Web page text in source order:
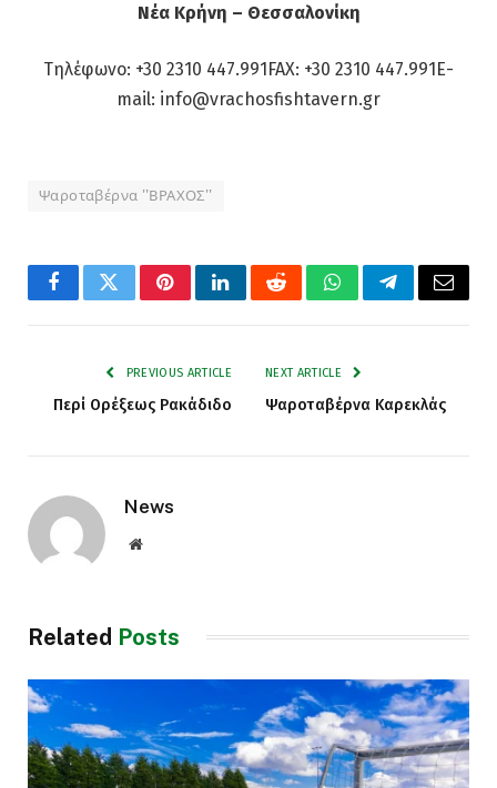
Νέα Κρήνη – Θεσσαλονίκη
Tηλέφωνο: +30 2310 447.991 FAX: +30 2310 447.991 E-
mail: info@vrachosfishtavern.gr
Ψαροταβέρνα ''ΒΡΑΧΟΣ''
FacebookTwitterPinterestLinkedInRedditWhatsAppTelegramEmail
PREVIOUS ARTICLE
Περί Ορέξεως Ρακάδιδο
NEXT ARTICLE
Ψαροταβέρνα Καρεκλάς
News
Website
Related Posts